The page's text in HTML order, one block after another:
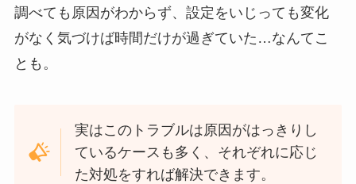
調べても原因がわからず、設定をいじっても変化
がなく気づけば時間だけが過ぎていた…なんてこ
とも。
実はこのトラブルは原因がはっきりし
ているケースも多く、それぞれに応じ
た対処をすれば解決できます。